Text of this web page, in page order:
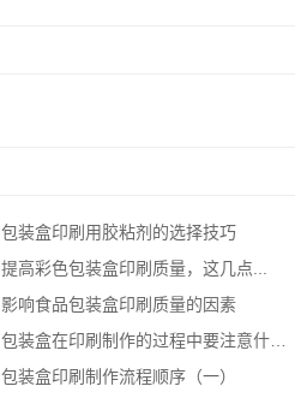
包装盒印刷用胶粘剂的选择技巧
提高彩色包装盒印刷质量，这几点...
影响食品包装盒印刷质量的因素
包装盒在印刷制作的过程中要注意什么？
包装盒印刷制作流程顺序（一）